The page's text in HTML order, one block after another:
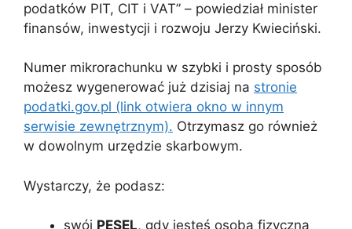
podatków PIT, CIT i VAT” – powiedział minister
finansów, inwestycji i rozwoju Jerzy Kwieciński.
Numer mikrorachunku w szybki i prosty sposób
możesz wygenerować już dzisiaj na stronie
podatki.gov.pl (link otwiera okno w innym
serwisie zewnętrznym). Otrzymasz go również
w dowolnym urzędzie skarbowym.
Wystarczy, że podasz:
swój PESEL, gdy jesteś osobą fizyczną